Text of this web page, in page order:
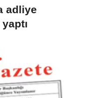
adliye
yaptı